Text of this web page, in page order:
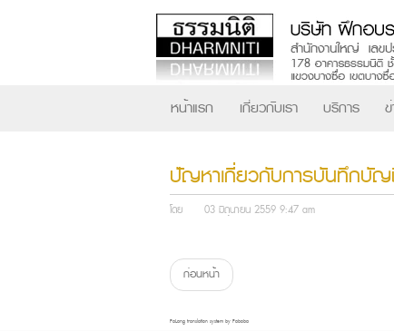
หน้าแรก เกี่ยวกับเรา บริการ
ปัญหาเกี่ยวกับการบันทึกบั
โดย 03 มิถุนายน 2559 9:47 am
ก่อนหน้า
FaLang translation system by Faboba